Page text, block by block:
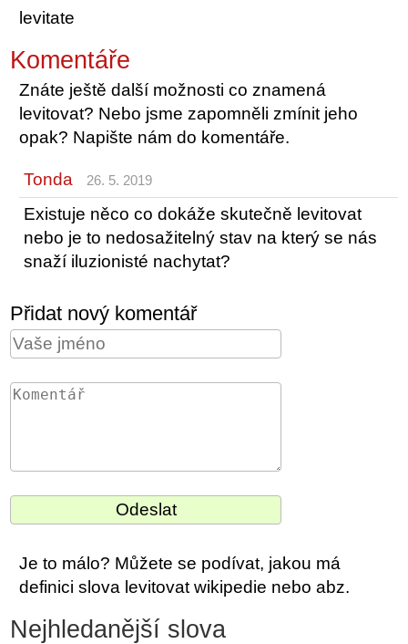
levitate
Komentáře
Znáte ještě další možnosti co znamená
levitovat? Nebo jsme zapomněli zmínit jeho
opak? Napište nám do komentáře.
Tonda 26. 5. 2019
Existuje něco co dokáže skutečně levitovat
nebo je to nedosažitelný stav na který se nás
snaží iluzionisté nachytat?
Přidat nový komentář
Je to málo? Můžete se podívat, jakou má
definici slova levitovat wikipedie nebo abz.
Nejhledanější slova